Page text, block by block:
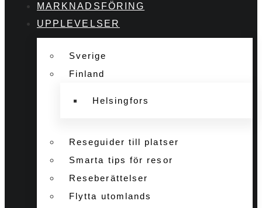
MARKNADSFÖRING
UPPLEVELSER
Sverige
Finland
Helsingfors
Reseguider till platser
Smarta tips för resor
Reseberättelser
Flytta utomlands